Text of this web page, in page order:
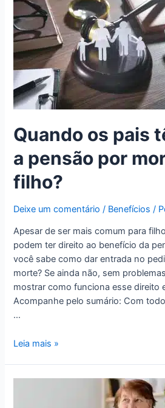
Quando os pais
a pensão por
filho?
Deixe um comentário / Benefícios /
Apesar de ser mais comum para
podem ter direito ao benefício da
você sabe como dar entrada no
morte? Se ainda não, sem
mostrar como funciona esse direito
Acompanhe pelo sumário: Com
…
Leia mais »